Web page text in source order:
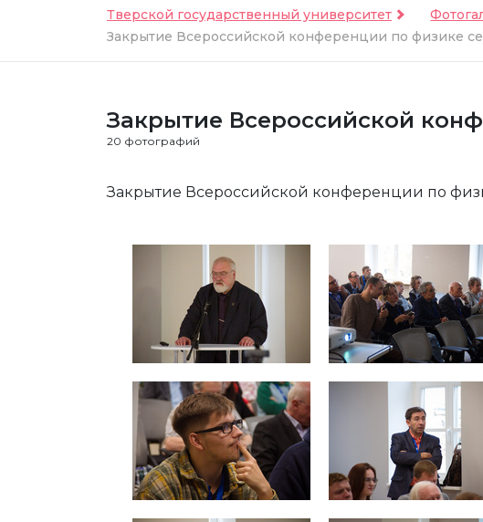
Тверской государственный университет
Закрытие Всероссийской конференции по физике
Закрытие Всероссийской
20 фотографий
Закрытие Всероссийской конференции по